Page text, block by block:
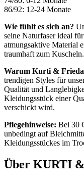
86/92: 12-24 Monate
Wie fühlt es sich an?
seine Naturfaser ideal
atmungsaktive Material
traumhaft zum Kuscheln.
Warum Kurti &
trendigen Styles für
Qualität und
Kleidungsstück einer
verschickt wird.
Pflegehinweise: Bei 30
unbedingt auf
Kleidungsstückes im
Über KURTI